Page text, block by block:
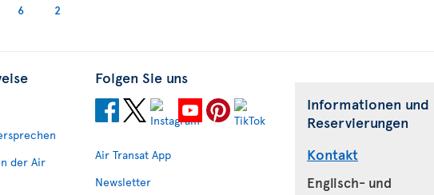
6 2
der Air
Folgen Sie uns
Air Transat App
Newsletter
Informationen und
Reservierungen
Kontakt
Englisch- und